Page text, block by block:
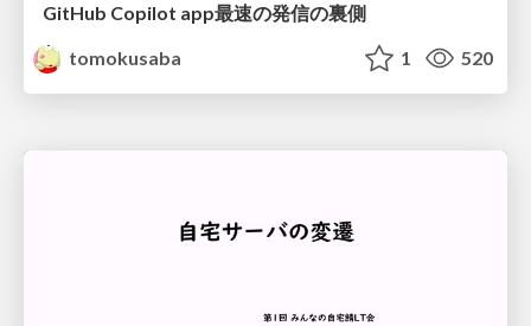
GitHub Copilot app最速の発信の裏側
tomokusaba
1 520